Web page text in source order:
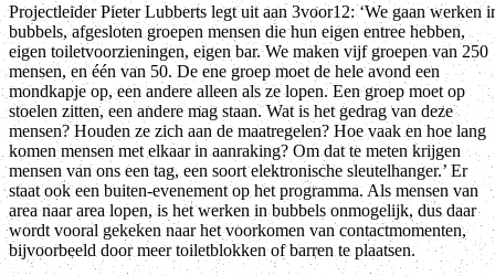
Projectleider Pieter Lubberts legt uit aan 3voor12: ‘We gaan werken
bubbels, afgesloten groepen mensen die hun eigen entree hebben,
eigen toiletvoorzieningen, eigen bar. We maken vijf groepen van 250
mensen, en één van 50. De ene groep moet de hele avond een
mondkapje op, een andere alleen als ze lopen. Een groep moet op
stoelen zitten, een andere mag staan. Wat is het gedrag van deze
mensen? Houden ze zich aan de maatregelen? Hoe vaak en hoe lang
komen mensen met elkaar in aanraking? Om dat te meten krijgen
mensen van ons een tag, een soort elektronische sleutelhanger.’ Er
staat ook een buiten-evenement op het programma. Als mensen van
area naar area lopen, is het werken in bubbels onmogelijk, dus daar
wordt vooral gekeken naar het voorkomen van contactmomenten,
bijvoorbeeld door meer toiletblokken of barren te plaatsen.